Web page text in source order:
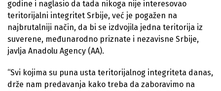
godine i naglasio da tada nikoga nije interesovao
teritorijalni integritet Srbije, već je pogažen na
najbrutalniji način, da bi se izdvojila jedna teritorija iz
suverene, međunarodno priznate i nezavisne Srbije,
javlja Anadolu Agency (AA).
“Svi kojima su puna usta teritorijalnog integriteta danas,
drže nam predavanja kako treba da zaboravimo na